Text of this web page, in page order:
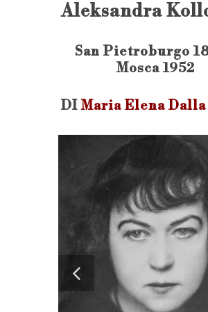
Aleksandra
San Pietroburgo
Mosca 1952
DI Maria Elena Dalla